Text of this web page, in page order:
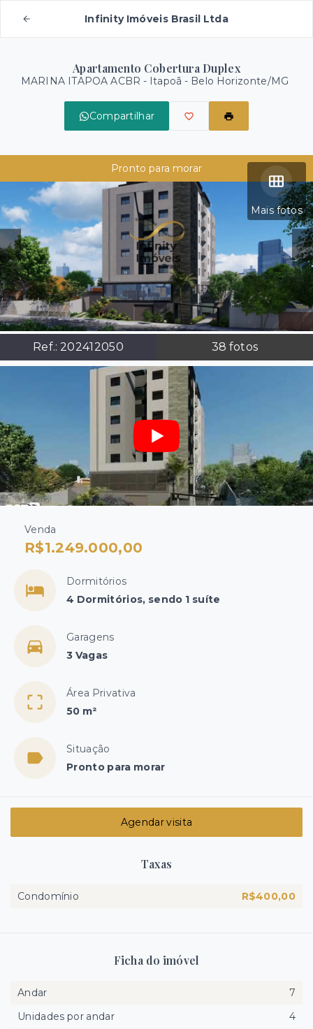
Infinity Imóveis Brasil Ltda
Apartamento Cobertura Duplex
MARINA ITAPOA ACBR - Itapoã - Belo Horizonte/MG
Compartilhar
Mais fotos
Ref.: 202412050 38 fotos
Pronto para morar
Venda
R$1.249.000,00
Dormitórios
4 Dormitórios, sendo 1 suíte
Garagens
3 Vagas
Área Privativa
50 m²
Situação
Pronto para morar
Agendar visita
Taxas
Condomínio R$400,00
Ficha do imóvel
Andar
7
Unidades por andar
4